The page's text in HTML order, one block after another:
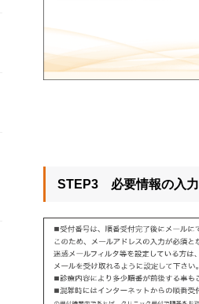
STEP3 必要情報の入力